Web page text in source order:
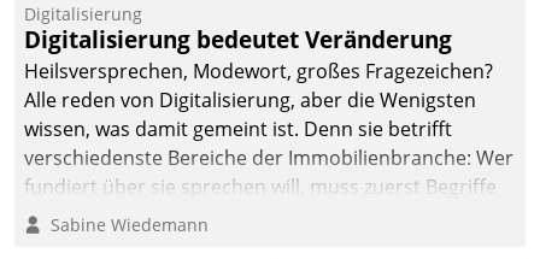
Digitalisierung
Digitalisierung bedeutet Veränderung
Heilsversprechen, Modewort, großes Fragezeichen?
Alle reden von Digitalisierung, aber die Wenigsten
wissen, was damit gemeint ist. Denn sie betrifft
verschiedenste Bereiche der Immobilienbranche: Wer
fundiert über sie sprechen will, muss zuerst Begriffe
klären. Ein Aspekt ist die betriebliche Optimierung:
Sabine Wiedemann